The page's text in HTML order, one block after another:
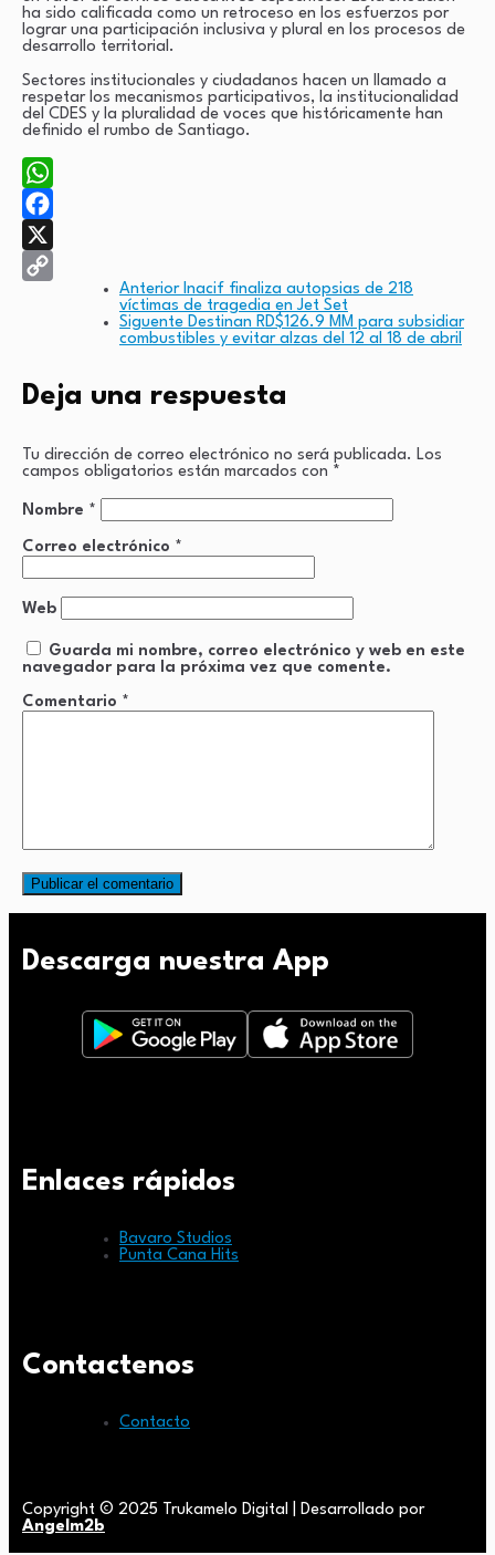
ha sido calificada como un retroceso en los esfuerzos por
lograr una participación inclusiva y plural en los procesos de
desarrollo territorial.
Sectores institucionales y ciudadanos hacen un llamado a
respetar los mecanismos participativos, la institucionalidad
del CDES y la pluralidad de voces que históricamente han
definido el rumbo de Santiago.
WhatsApp
Facebook
X
Anterior Inacif finaliza autopsias de 218
víctimas de tragedia en Jet Set
Siguente Destinan RD$126.9 MM para subsidiar
combustibles y evitar alzas del 12 al 18 de abril
Deja una respuesta
Tu dirección de correo electrónico no será publicada. Los
campos obligatorios están marcados con *
Nombre *
Correo electrónico *
Web
Guarda mi nombre, correo electrónico y web en este
navegador para la próxima vez que comente.
Comentario *
Descarga nuestra App
Enlaces rápidos
Bavaro Studios
Punta Cana Hits
Contactenos
Contacto
Copyright © 2025 Trukamelo Digital | Desarrollado por
Angelm2b